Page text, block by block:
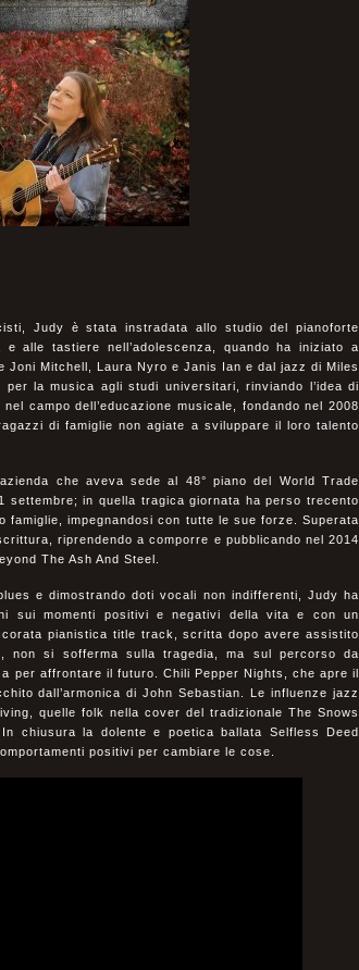
Judy è stata instradata allo studio del pianoforte
alle tastiere nell’adolescenza, quando ha iniziato a
Mitchell, Laura Nyro e Janis Ian e dal jazz di Miles
la musica agli studi universitari, rinviando l’idea di
campo dell’educazione musicale, fondando nel 2008
di famiglie non agiate a sviluppare il loro talento
che aveva sede al 48° piano del World Trade
settembre; in quella tragica giornata ha perso trecento
impegnandosi con tutte le sue forze. Superata
riprendendo a comporre e pubblicando nel 2014
The Ash And Steel.
e dimostrando doti vocali non indifferenti, Judy ha
sui momenti positivi e negativi della vita e con un
pianistica title track, scritta dopo avere assistito
non si sofferma sulla tragedia, ma sul percorso da
per affrontare il futuro. Chili Pepper Nights, che apre il
dall’armonica di John Sebastian. Le influenze jazz
quelle folk nella cover del tradizionale The Snows
chiusura la dolente e poetica ballata Selfless Deed
positivi per cambiare le cose.